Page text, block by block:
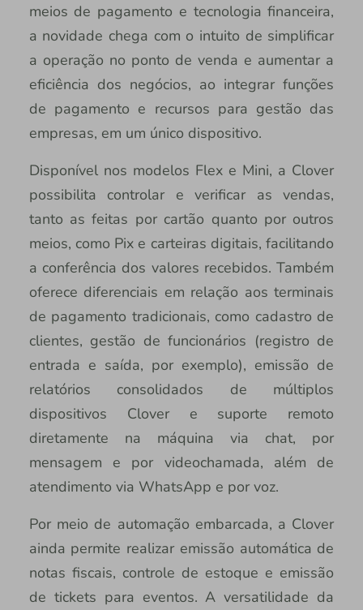
meios de pagamento e tecnologia financeira,
a novidade chega com o intuito de simplificar
a operação no ponto de venda e aumentar a
eficiência dos negócios, ao integrar funções
de pagamento e recursos para gestão das
empresas, em um único dispositivo.
Disponível nos modelos Flex e Mini, a Clover
possibilita controlar e verificar as vendas,
tanto as feitas por cartão quanto por outros
meios, como Pix e carteiras digitais, facilitando
a conferência dos valores recebidos. Também
oferece diferenciais em relação aos terminais
de pagamento tradicionais, como cadastro de
clientes, gestão de funcionários (registro de
entrada e saída, por exemplo), emissão de
relatórios consolidados de múltiplos
dispositivos Clover e suporte remoto
diretamente na máquina via chat, por
mensagem e por videochamada, além de
atendimento via WhatsApp e por voz.
Por meio de automação embarcada, a Clover
ainda permite realizar emissão automática de
notas fiscais, controle de estoque e emissão
de tickets para eventos. A versatilidade da